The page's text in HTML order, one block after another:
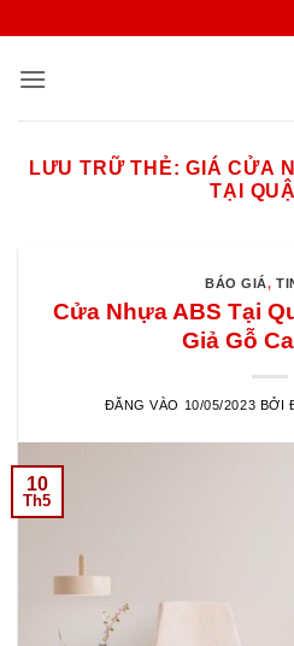
nội
LƯU TRỮ THẺ:GIÁ CỬA
TẠI
BÁO GIÁ,
Cửa Nhựa ABS Tại
Giả Gỗ
ĐĂNG VÀO 10/05/2023 BỞI
10
Th5